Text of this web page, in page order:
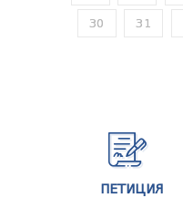
30 31
ПЕТИЦИЯ